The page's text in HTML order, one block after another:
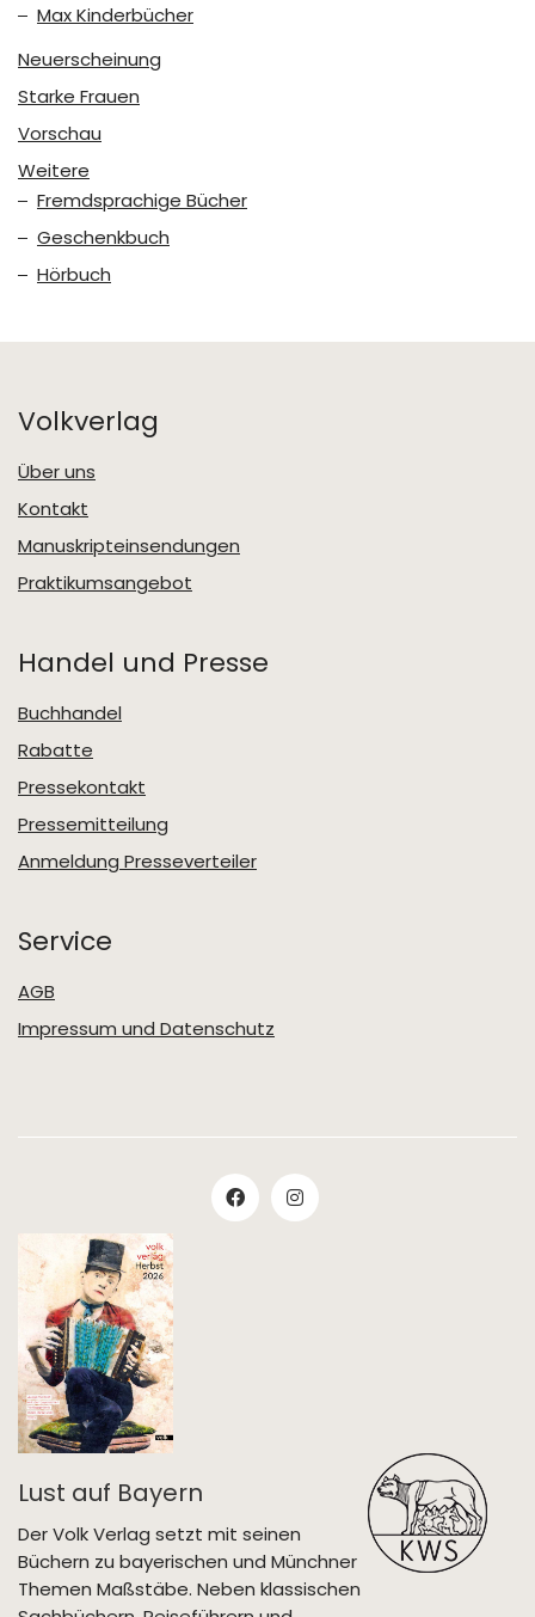
Max Kinderbücher
Neuerscheinung
Starke Frauen
Vorschau
Weitere
Fremdsprachige Bücher
Geschenkbuch
Hörbuch
Volkverlag
Über uns
Kontakt
Manuskripteinsendungen
Praktikumsangebot
Handel und Presse
Buchhandel
Rabatte
Pressekontakt
Pressemitteilung
Anmeldung Presseverteiler
Service
AGB
Impressum und Datenschutz
Lust auf Bayern
Der Volk Verlag setzt mit seinen
Büchern zu bayerischen und Münchner
Themen Maßstäbe. Neben klassischen